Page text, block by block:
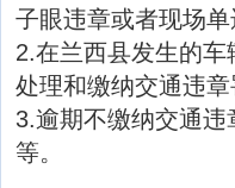
子眼违章或者现场单
2.在兰西县发生的
处理和缴纳交通违章
3.逾期不缴纳交通
等。